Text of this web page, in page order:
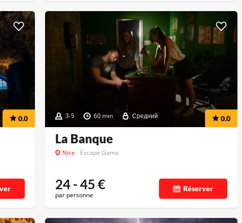
0.0 3-5 60 min Средний 0.0
La Banque
Nice Escape Game
24 - 45€
par personne
Réserver